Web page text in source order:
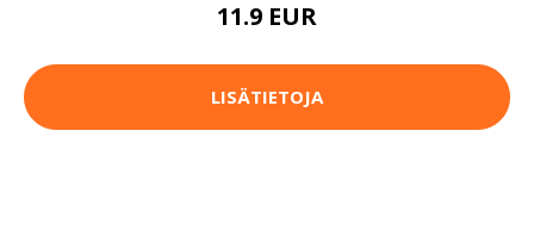
11.9 EUR
LISÄTIETOJA